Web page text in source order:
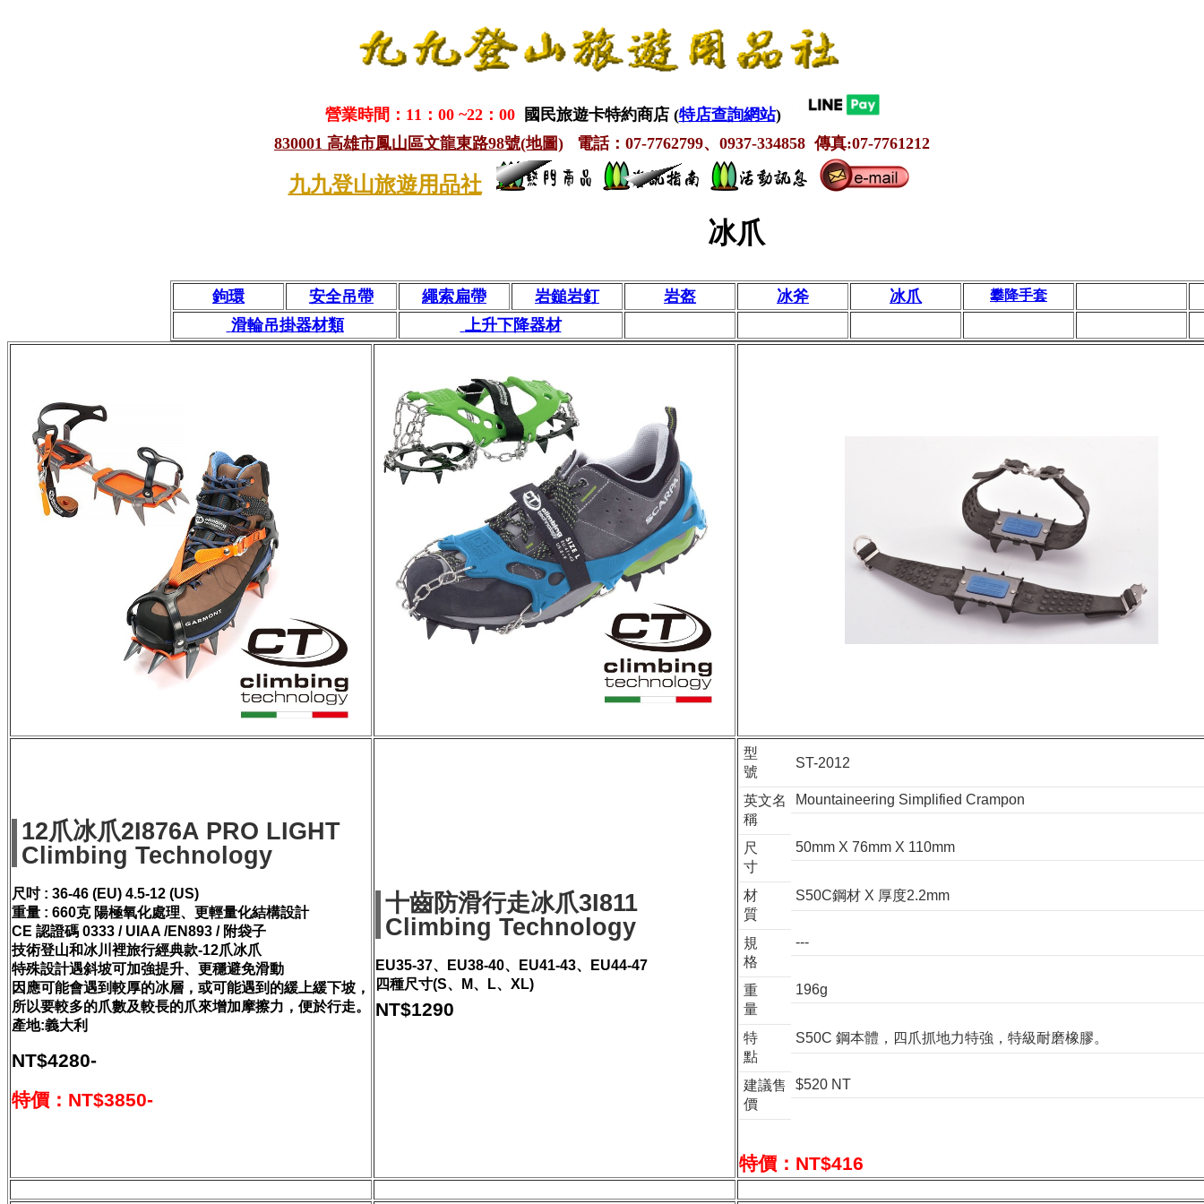
營業時間：11：00 ~22：00 國民旅遊卡特約商店 (特店查詢網站)
830001 高雄市鳳山區文龍東路98號(地圖) 電話：07-7762799、0937-334858 傳真:07-7761212
九九登山旅遊用品社
冰爪
鉤環 安全吊帶 繩索扁帶 岩鎚岩釘 岩盔 冰斧 冰爪 攀降手套
滑輪吊掛器材類 上升下降器材
12爪冰爪2I876A PRO LIGHT
Climbing Technology
尺吋 : 36-46 (EU) 4.5-12 (US)
重量 : 660克 陽極氧化處理、更輕量化結構設計
CE 認證碼 0333 / UIAA /EN893 / 附袋子
技術登山和冰川裡旅行經典款-12爪冰爪
特殊設計遇斜坡可加強提升、更穩避免滑動
因應可能會遇到較厚的冰層，或可能遇到的緩上緩下坡，
所以要較多的爪數及較長的爪來增加摩擦力，便於行走。
產地:義大利
NT$4280-
特價：NT$3850-
十齒防滑行走冰爪3I811
Climbing Technology
EU35-37、EU38-40、EU41-43、EU44-47
四種尺寸(S、M、L、XL)
NT$1290
型
號
ST-2012
英文名
稱
Mountaineering Simplified Crampon
尺
寸
50mm X 76mm X 110mm
材
質
S50C鋼材 X 厚度2.2mm
規
格
---
重
量
196g
特
點
S50C 鋼本體，四爪抓地力特強，特級耐磨橡膠。
建議售
價
$520 NT
特價：NT$416